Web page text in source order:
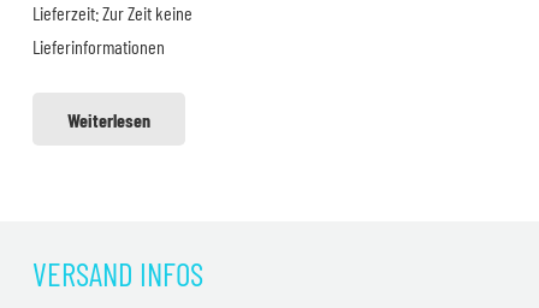
3,00 €2,50 €.
Lieferzeit:Zur Zeit keine
Lieferinformationen
Weiterlesen
VERSAND INFOS